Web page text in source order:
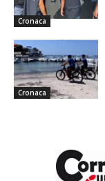
Cronaca
Cronaca